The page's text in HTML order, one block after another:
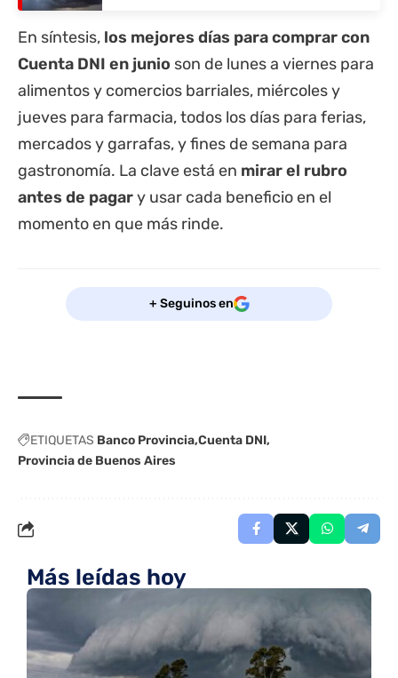
En síntesis, los mejores días para comprar con
Cuenta DNI en junio son de lunes a viernes para
alimentos y comercios barriales, miércoles y
jueves para farmacia, todos los días para ferias,
mercados y garrafas, y fines de semana para
gastronomía. La clave está en mirar el rubro
antes de pagary usar cada beneficio en el
momento en que más rinde.
+ Seguinos en
ETIQUETAS Banco Provincia Cuenta DNI
Provincia de Buenos Aires
Más leídas hoy